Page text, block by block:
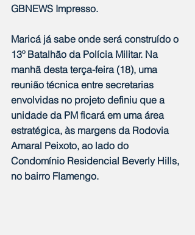
GBNEWS Impresso.
Maricá já sabe onde será construído o
13º Batalhão da Polícia Militar. Na
manhã desta terça-feira (18), uma
reunião técnica entre secretarias
envolvidas no projeto definiu que a
unidade da PM ficará em uma área
estratégica, às margens da Rodovia
Amaral Peixoto, ao lado do
Condomínio Residencial Beverly Hills,
no bairro Flamengo.